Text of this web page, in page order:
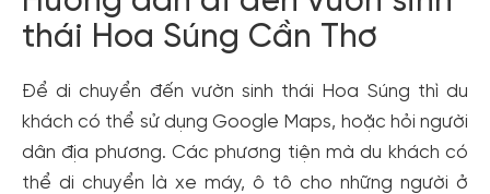
thái Hoa Súng Cần Thơ
Để di chuyển đến vườn sinh thái Hoa Súng thì du
khách có thể sử dụng Google Maps, hoặc hỏi người
dân địa phương. Các phương tiện mà du khách có
thể di chuyển là xe máy, ô tô cho những người ở